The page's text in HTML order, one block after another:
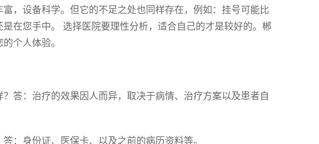
，设备科学。但它的不足之处也同样存在，例如：挂号可能比
在您手中。 选择医院要理性分析，适合自己的才是较好的。郴
个人体验。
答：治疗的效果因人而异，取决于病情、治疗方案以及患者自
：身份证、医保卡、以及之前的病历资料等。